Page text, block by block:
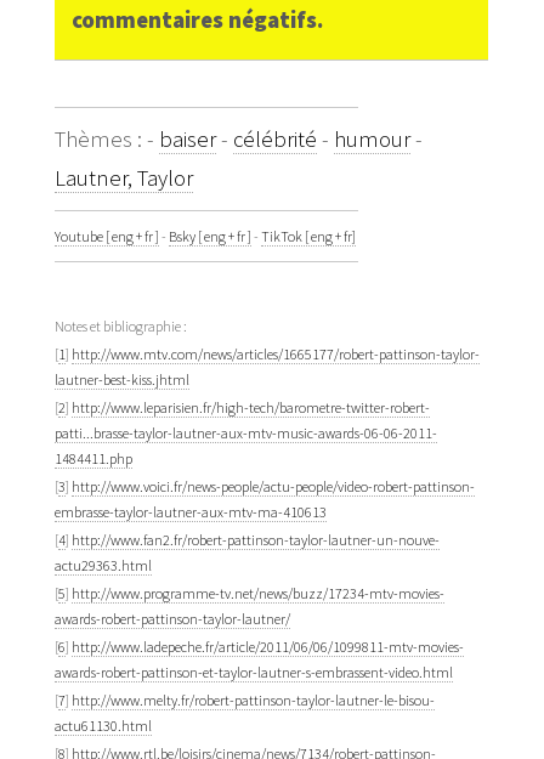
commentaires négatifs.
Thèmes : - baiser- célébrité - humour-
Lautner, Taylor
Youtube [ eng + fr ] - Bsky [ eng + fr ] -TikTok [ eng + fr]
Notes et bibliographie :
[1] http://www.mtv.com/news/articles/1665177/robert-pattinson-taylor-
lautner-best-kiss.jhtml
[2] http://www.leparisien.fr/high-tech/barometre-twitter-robert-
patti...brasse-taylor-lautner-aux-mtv-music-awards-06-06-2011-
1484411.php
[3] http://www.voici.fr/news-people/actu-people/video-robert-pattinson-
embrasse-taylor-lautner-aux-mtv-ma-410613
[4] http://www.fan2.fr/robert-pattinson-taylor-lautner-un-nouve-
actu29363.html
[5] http://www.programme-tv.net/news/buzz/17234-mtv-movies-
awards-robert-pattinson-taylor-lautner/
[6] http://www.ladepeche.fr/article/2011/06/06/1099811-mtv-movies-
awards-robert-pattinson-et-taylor-lautner-s-embrassent-video.html
[7] http://www.melty.fr/robert-pattinson-taylor-lautner-le-bisou-
actu61130.html
[8] http://www.rtl.be/loisirs/cinema/news/7134/robert-pattinson-